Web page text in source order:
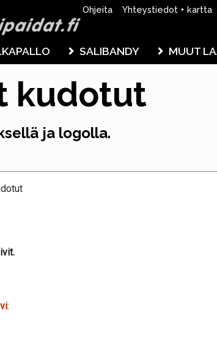
Ohjeita Yhteystiedot + kartta
SALIBANDY MUUT
kudotut
ja logolla.
: